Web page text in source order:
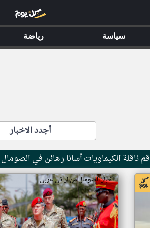
أجدد الاخبار
ناقلة الكيماويات أسانا رهائن في الصومال
اخبار الصومال من ار تي عربي
سياسة رياضة